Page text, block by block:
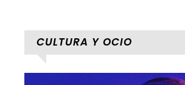
CULTURA Y OCIO